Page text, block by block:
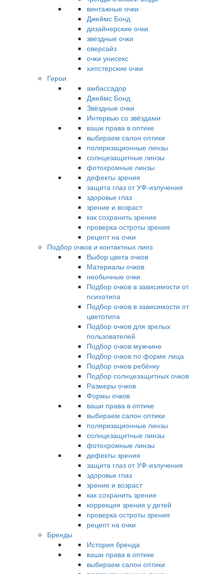
винтажные очки
Джеймс Бонд
дизайнерские очки
звездные очки
оверсайз
очки унисекс
хипстерские очки
Герои
амбассадор
Джеймс Бонд
Звёздные очки
Интервью со звёздами
ваши права в оптике
выбираем салон оптики
поляризационные линзы
солнцезащитные линзы
фотохромные линзы
дефекты зрения
защита глаз от УФ-излучения
здоровье глаз
зрение и возраст
как сохранить зрение
проверка остроты зрения
рецепт на очки
Подбор очков и контактных линз
Выбор цвета очков
Материалы очков
необычные очки
Подбор очков в зависимости от
психотипа
Подбор очков в зависимости от
цветотипа
Подбор очков для зрелых
пользователей
Подбор очков мужчине
Подбор очков по форме лица
Подбор очков ребёнку
Подбор солнцезащитных очков
Размеры очков
Формы очков
ваши права в оптике
выбираем салон оптики
поляризационные линзы
солнцезащитные линзы
фотохромные линзы
дефекты зрения
защита глаз от УФ-излучения
здоровье глаз
зрение и возраст
как сохранить зрение
коррекция зрения у детей
проверка остроты зрения
рецепт на очки
Бренды
История бренда
ваши права в оптике
выбираем салон оптики